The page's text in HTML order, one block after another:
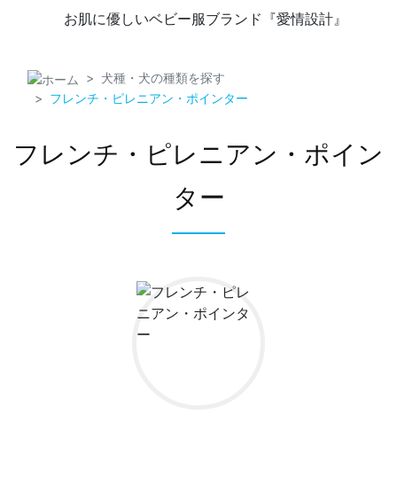
お肌に優しいベビー服ブランド『愛情設計』
犬種・犬の種類を探す
フレンチ・ピレニアン・ポインター
フレンチ・ピレニアン・ポイン
ター